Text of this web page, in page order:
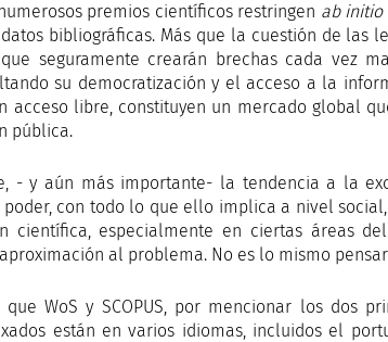
premios científicos restringen ab initio
bibliográficas. Más que la cuestión de
que seguramente crearán brechas cada vez
su democratización y el acceso a la
acceso libre, constituyen un mercado global
pública.
- y aún más importante- la tendencia a la
con todo lo que ello implica a nivel
científica, especialmente en ciertas áreas
al problema. No es lo mismo
que WoS y SCOPUS, por mencionar los dos
están en varios idiomas, incluidos el